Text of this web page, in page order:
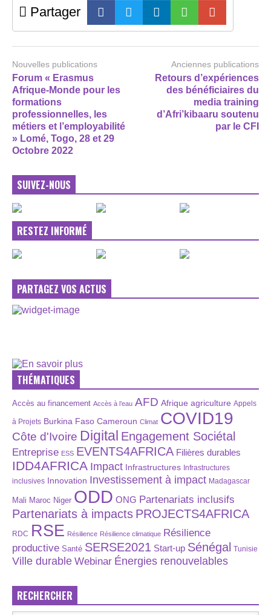
Partager
Nouvelles publications
Forum « Erasmus
Afrique-Monde pour les
formations
professionnelles, les
métiers et l’employabilité
» Lomé, Togo, 28 et 29
Octobre 2022
Anciennes publications
Retours d’expériences
des bénéficiaires du
media training
d’Afri’kibaaru soutenu
par le CFI
SUIVEZ-NOUS
RESTEZ INFORMÉ
PARTAGEZ VOS ACTUS
THÉMATIQUES
Accès au financement Accès à l’eau AFD Afrique agriculture Appels
à Projets Burkina Faso Cameroun Climat COVID19
Côte d'Ivoire Digital Engagement Sociétal
Entreprise ESS EVENTS4AFRICA Filières durables
IDD4AFRICA Impact Infrastructures Infrastructures
inclusives Innovation Investissement à impact Madagascar
Mali Maroc Niger ODD ONG Partenariats inclusifs
Partenariats à impacts PROJECTS4AFRICA
RDC RSE Résilience Résilience climatique Résilience
productive Santé SERSE2021 Start-up Sénégal Tunisie
Ville durable Webinar Énergies renouvelables
RECHERCHER